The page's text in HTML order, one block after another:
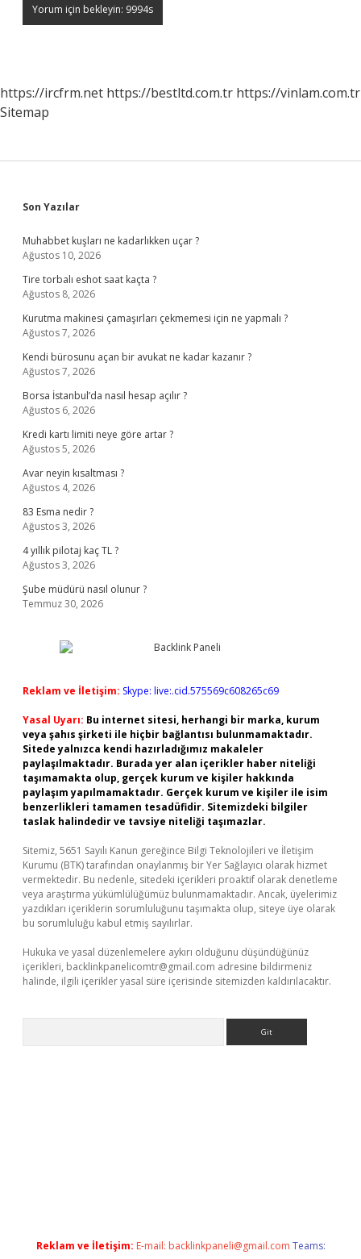
https://ircfrm.net https://bestltd.com.tr https://vinlam.com.tr
Sitemap
Sidebar
Son Yazılar
Muhabbet kuşları ne kadarlıkken uçar ?
Ağustos 10, 2026
Tire torbalı eshot saat kaçta ?
Ağustos 8, 2026
Kurutma makinesi çamaşırları çekmemesi için ne yapmalı ?
Ağustos 7, 2026
Kendi bürosunu açan bir avukat ne kadar kazanır ?
Ağustos 7, 2026
Borsa İstanbul’da nasıl hesap açılır ?
Ağustos 6, 2026
Kredi kartı limiti neye göre artar ?
Ağustos 5, 2026
Avar neyin kısaltması ?
Ağustos 4, 2026
83 Esma nedir ?
Ağustos 3, 2026
4 yıllık pilotaj kaç TL ?
Ağustos 3, 2026
Şube müdürü nasıl olunur ?
Temmuz 30, 2026
Reklam ve İletişim: Skype: live:.cid.575569c608265c69
Yasal Uyarı: Bu internet sitesi, herhangi bir marka, kurum
veya şahıs şirketi ile hiçbir bağlantısı bulunmamaktadır.
Sitede yalnızca kendi hazırladığımız makaleler
paylaşılmaktadır. Burada yer alan içerikler haber niteliği
taşımamakta olup, gerçek kurum ve kişiler hakkında
paylaşım yapılmamaktadır. Gerçek kurum ve kişiler ile isim
benzerlikleri tamamen tesadüfidir. Sitemizdeki bilgiler
taslak halindedir ve tavsiye niteliği taşımazlar.
Sitemiz, 5651 Sayılı Kanun gereğince Bilgi Teknolojileri ve İletişim
Kurumu (BTK) tarafından onaylanmış bir Yer Sağlayıcı olarak hizmet
vermektedir. Bu nedenle, sitedeki içerikleri proaktif olarak denetleme
veya araştırma yükümlülüğümüz bulunmamaktadır. Ancak, üyelerimiz
yazdıkları içeriklerin sorumluluğunu taşımakta olup, siteye üye olarak
bu sorumluluğu kabul etmiş sayılırlar.
Hukuka ve yasal düzenlemelere aykırı olduğunu düşündüğünüz
içerikleri, backlinkpanelicomtr@gmail.com adresine bildirmeniz
halinde, ilgili içerikler yasal süre içerisinde sitemizden kaldırılacaktır.
Reklam ve İletişim: E-mail: backlinkpaneli@gmail.com Teams: